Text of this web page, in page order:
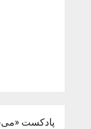
پادکست